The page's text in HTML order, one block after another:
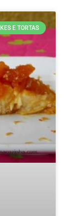
E TORTAS